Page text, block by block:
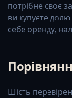
потрібне своє
ви купуєте
себе оренду,
Шість